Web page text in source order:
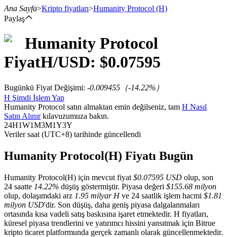
Vadeli İşlemler
USDT Vadeli İşlemleri
Ana Sayfa>Kripto fiyatları>Humanity Protocol (H)
Paylaş
Humanity Protocol
FiyatH/USD: $0.07595
Bugünkü Fiyat Değişimi: -0.009455 （-14.22%）
H Şimdi İşlem Yap
Humanity Protocol satın almaktan emin değilseniz, tam H Nasıl
Satın Alınırkılavuzumuza bakın.
24H1W1M3M1Y3Y
Veriler saat (UTC+8) tarihinde güncellendi
Humanity Protocol(H) Fiyatı Bugün
Humanity Protocol(H) için mevcut fiyat $0.07595 USD olup, son
24 saatte 14.22% düşüş göstermiştir. Piyasa değeri $155.68 milyon
olup, dolaşımdaki arz 1.95 milyar Hve 24 saatlik işlem hacmi $1.81
milyon USD'dir. Son düşüş, daha geniş piyasa dalgalanmaları
ortasında kısa vadeli satış baskısına işaret etmektedir. H fiyatları,
küresel piyasa trendlerini ve yatırımcı hissini yansıtmak için Bitrue
kripto ticaret platformunda gerçek zamanlı olarak güncellenmektedir.